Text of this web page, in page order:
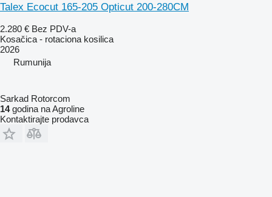
Talex Ecocut 165-205 Opticut 200-280CM
2.280 € Bez PDV-a
Kosačica - rotaciona kosilica
2026
Rumunija
Sarkad Rotorcom
14godina na Agroline
Kontaktirajte prodavca